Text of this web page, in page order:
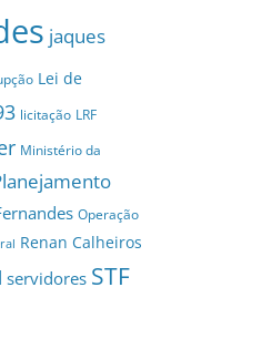
jaques
Lei de
licitação LRF
Ministério da
Operação
Renan Calheiros
servidores STF